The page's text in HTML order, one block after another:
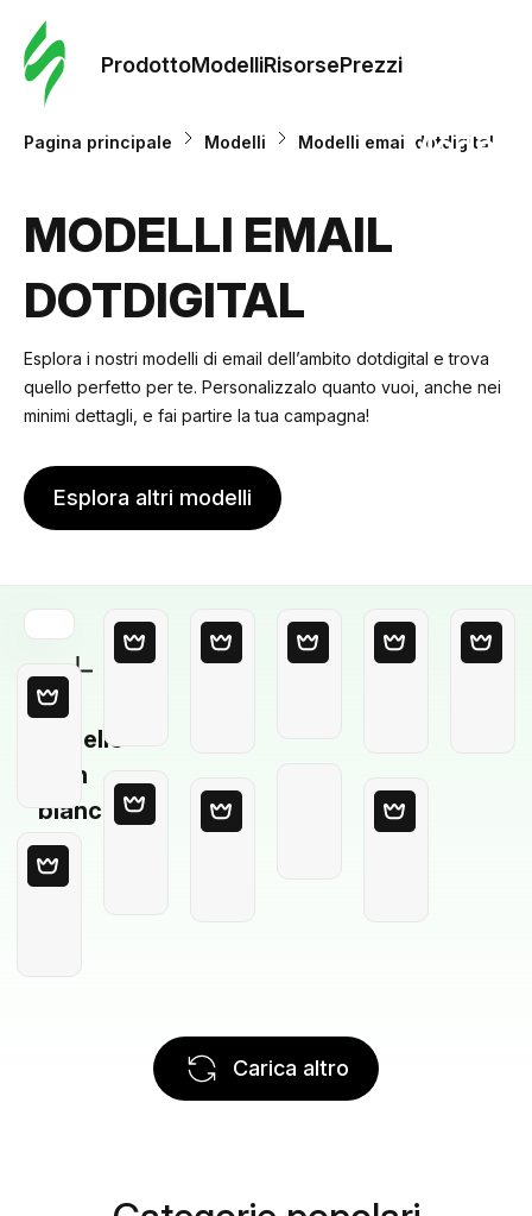
ProdottoModelliRisorsePrezzi
Modelli
Pagina principale Modelli Modelli email dotdigital
MODELLI EMAIL
DOTDIGITAL
Esplora i nostri modelli di email dell’ambito dotdigital e trova
quello perfetto per te. Personalizzalo quanto vuoi, anche nei
minimi dettagli, e fai partire la tua campagna!
Esplora altri modelli
Modello
in
bianco
Carica altro